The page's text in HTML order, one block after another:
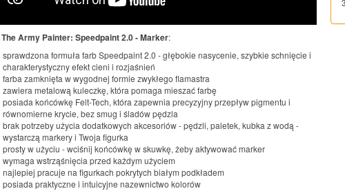
The Army Painter: Speedpaint 2.0 - Marker:
sprawdzona formuła farb Speedpaint 2.0 - głębokie nasycenie, szybkie schnięcie i
charakterystyczny efekt cieni i rozjaśnień
farba zamknięta w wygodnej formie zwykłego flamastra
zawiera metalową kuleczkę, która pomaga mieszać farbę
posiada końcówkę Felt-Tech, która zapewnia precyzyjny przepływ pigmentu i
równomierne krycie, bez smug i śladów pędzla
brak potrzeby użycia dodatkowych akcesoriów - pędzli, paletek, kubka z wodą -
wystarczą markery i Twoja figurka
prosty w użyciu - wciśnij końcówkę w skuwkę, żeby aktywować marker
wymaga wstrząśnięcia przed każdym użyciem
najlepiej pracuje na figurkach pokrytych białym podkładem
posiada praktyczne i intuicyjne nazewnictwo kolorów